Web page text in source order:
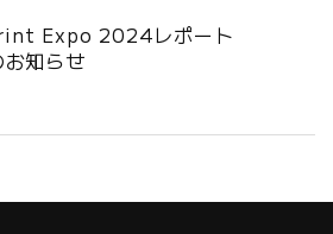
Expo 2024レポート
知らせ